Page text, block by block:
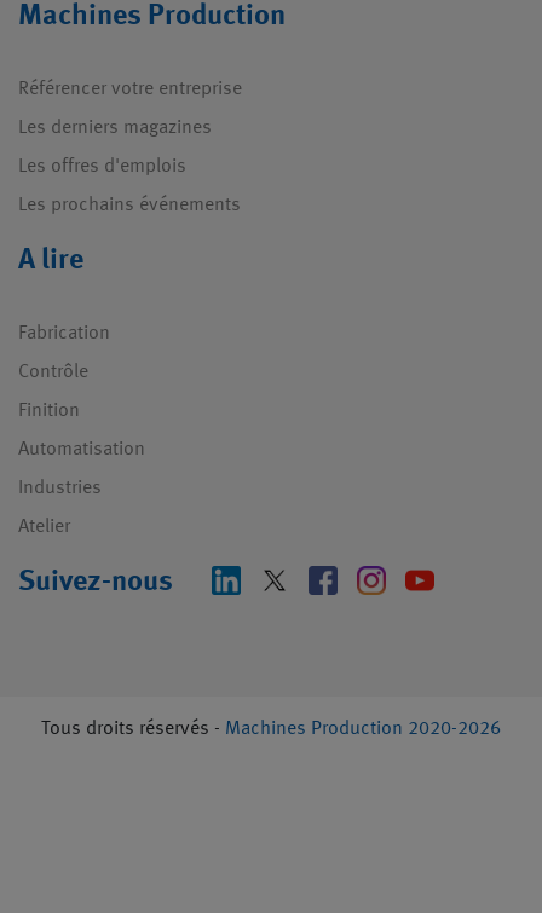
Machines Production
Référencer votre entreprise
Les derniers magazines
Les offres d'emplois
Les prochains événements
A lire
Fabrication
Contrôle
Finition
Automatisation
Industries
Atelier
Suivez-nous
Tous droits réservés - Machines Production 2020-2026